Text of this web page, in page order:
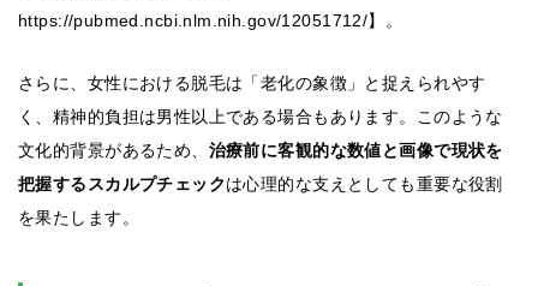
https://pubmed.ncbi.nlm.nih.gov/12051712/】。
さらに、女性における脱毛は「老化の象徴」と捉えられやす
く、精神的負担は男性以上である場合もあります。このような
文化的背景があるため、 治療前に客観的な数値と画像で現状を
把握するスカルプチェックは心理的な支えとしても重要な役割
を果たします。